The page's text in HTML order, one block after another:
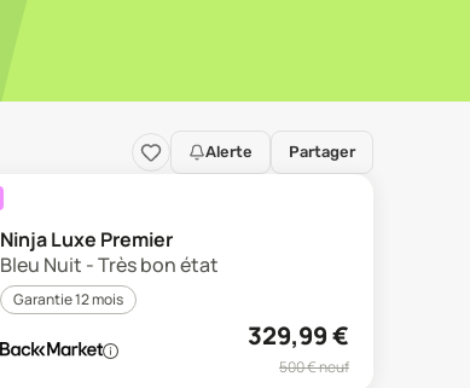
Alerte Partager
Ninja Luxe Premier
Bleu Nuit - Très bon état
Garantie 12 mois
329,99€
500€ neuf